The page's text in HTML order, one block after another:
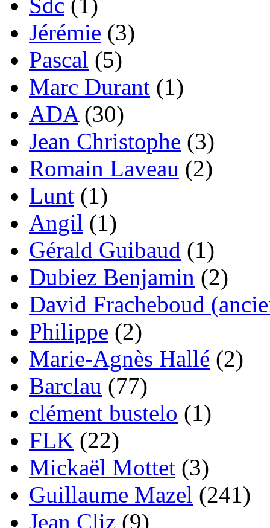
Sdc (1)
Jérémie (3)
Pascal (5)
Marc Durant (1)
ADA(30)
Jean Christophe (3)
Romain Laveau (2)
Lunt (1)
Angil (1)
Gérald Guibaud (1)
Dubiez Benjamin (2)
David Fracheboud
Philippe (2)
Marie-Agnès Hallé (2)
Barclau (77)
clément bustelo (1)
FLK (22)
Mickaël Mottet (3)
Guillaume Mazel (241)
Jean Cliz (9)